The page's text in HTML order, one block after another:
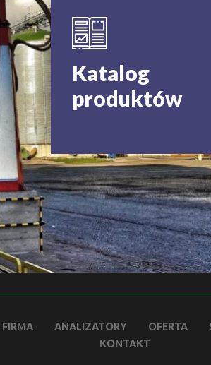
Katalog
produktów
FIRMA ANALIZATORY OFERTA
KONTAKT